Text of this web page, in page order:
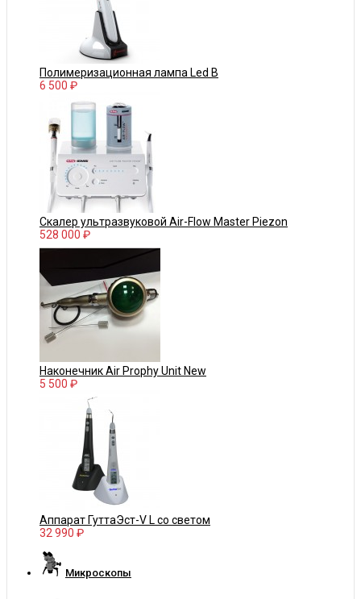
Полимеризационная лампа Led B
6 500 ₽
Скалер ультразвуковой Air-Flow Master Piezon
528 000 ₽
Наконечник Air Prophy Unit New
5 500 ₽
Аппарат ГуттаЭст-V L со светом
32 990 ₽
Микроскопы